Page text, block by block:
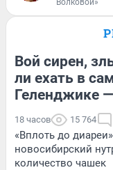
Вой сирен,
ли ехать в
Геленджике
18 часов 15 764
«Вплоть до
новосибирский
количество чашек